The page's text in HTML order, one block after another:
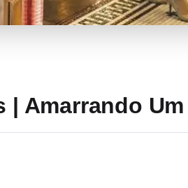
Amarrando